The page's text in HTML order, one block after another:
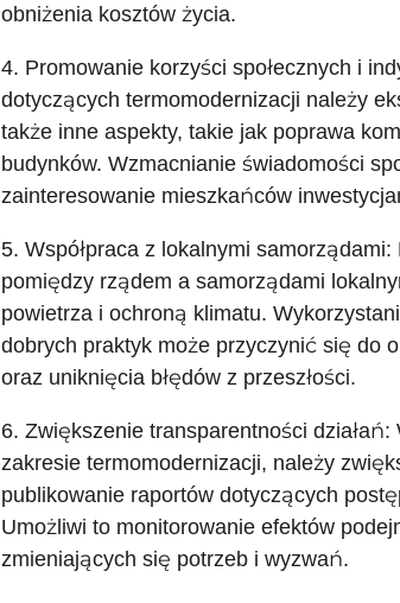
obniżenia kosztów życia.
4. Promowanie korzyści społecznych i
dotyczących termomodernizacji należy
także inne aspekty, takie jak poprawa
budynków. Wzmacnianie świadomości
zainteresowanie mieszkańców
5. Współpraca z lokalnymi
pomiędzy rządem a samorządami
powietrza i ochroną klimatu.
dobrych praktyk może przyczynić się do
oraz uniknięcia błędów z przeszłości.
6. Zwiększenie transparentności
zakresie termomodernizacji, należy
publikowanie raportów dotyczących
Umożliwi to monitorowanie efektów
zmieniających się potrzeb i wyzwań.